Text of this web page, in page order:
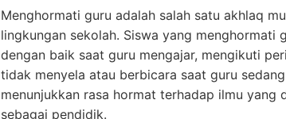
Menghormati guru adalah salah satu akhlaq
lingkungan sekolah. Siswa yang menghormati
dengan baik saat guru mengajar, mengikuti
tidak menyela atau berbicara saat guru
menunjukkan rasa hormat terhadap ilmu yang
sebagai pendidik.